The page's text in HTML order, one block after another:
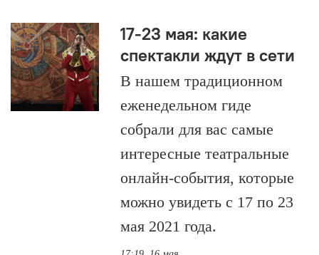
17-23 мая: какие
спектакли ждут в сети
В нашем традиционном
еженедельном гиде
собрали для вас самые
интересные театральные
онлайн-события, которые
можно увидеть с 17 по 23
мая 2021 года.